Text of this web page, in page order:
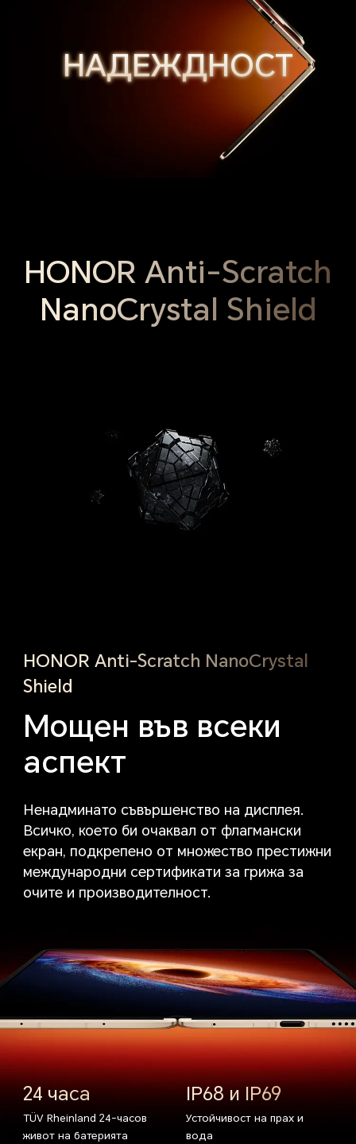
НАДЕЖДНОСТ
НАДЕЖДНОСТ
НАДЕЖДНОСТ
НАДЕЖДНОСТ
HONOR Anti-Scratch
NanoCrystal Shield
HONOR Anti-Scratch NanoCrystal
Shield
Мощен във всеки
аспект
Ненадминато съвършенство на дисплея.
Всичко, което би очаквал от флагмански
екран, подкрепено от множество престижни
международни сертификати за грижа за
очите и производителност.
24 часа
TÜV Rheinland 24-часов
живот на батерията
IP68 и IP69
Устойчивост на прах и
вода